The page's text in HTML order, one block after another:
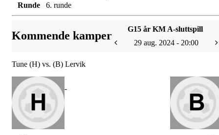
Runde
6. runde
Kommende kamper
G15 år KM A-sluttspill
29 aug. 2024 - 20:00
Tune (H) vs. (B) Lervik
-